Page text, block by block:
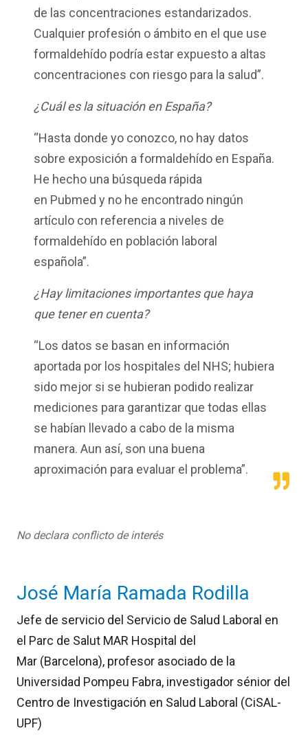
de las concentraciones estandarizados.
Cualquier profesión o ámbito en el que use
formaldehído podría estar expuesto a altas
concentraciones con riesgo para la salud”.
¿Cuál es la situación en España?
“Hasta donde yo conozco, no hay datos
sobre exposición a formaldehído en España.
He hecho una búsqueda rápida
en Pubmed y no he encontrado ningún
artículo con referencia a niveles de
formaldehído en población laboral
española”.
¿Hay limitaciones importantes que haya
que tener en cuenta?
“Los datos se basan en información
aportada por los hospitales del NHS; hubiera
sido mejor si se hubieran podido realizar
mediciones para garantizar que todas ellas
se habían llevado a cabo de la misma
manera. Aun así, son una buena
aproximación para evaluar el problema”.
No declara conflicto de interés
José María Ramada Rodilla
Jefe de servicio del Servicio de Salud Laboral en
el Parc de Salut MAR Hospital del
Mar (Barcelona), profesor asociado de la
Universidad Pompeu Fabra, investigador sénior del
Centro de Investigación en Salud Laboral (CiSAL-
UPF)